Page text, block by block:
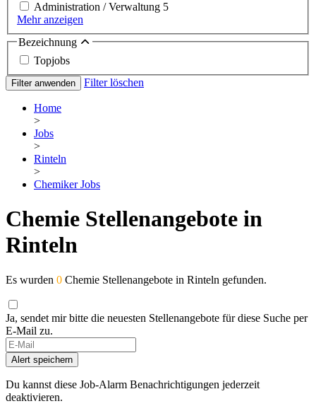
Administration / Verwaltung 5
Mehr anzeigen
Bezeichnung
Topjobs
Filter anwenden Filter löschen
Home
>
Jobs
>
Rinteln
>
Chemiker Jobs
Chemie Stellenangebote in
Rinteln
Es wurden 0 Chemie Stellenangebote in Rinteln gefunden.
Ja, sendet mir bitte die neuesten Stellenangebote für diese Suche per
E-Mail zu.
Alert speichern
Du kannst diese Job-Alarm Benachrichtigungen jederzeit
deaktivieren.